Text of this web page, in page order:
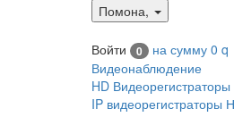
Помона,
Войти 0 на сумму 0 q
Видеонаблюдение
HD Видеорегистраторы
IP видеорегистраторы